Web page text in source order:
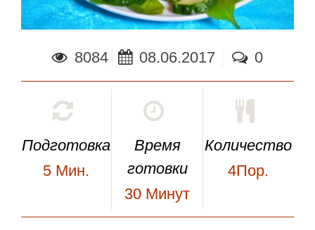
8084 08.06.2017 0
Подготовка
5 Мин.
Время
готовки
30 Минут
Количество
4Пор.